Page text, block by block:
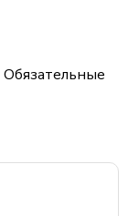
Обязательные